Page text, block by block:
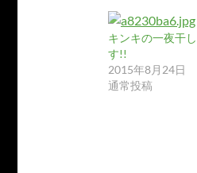
キンキの一夜干
す!!
2015年8月24日
通常投稿